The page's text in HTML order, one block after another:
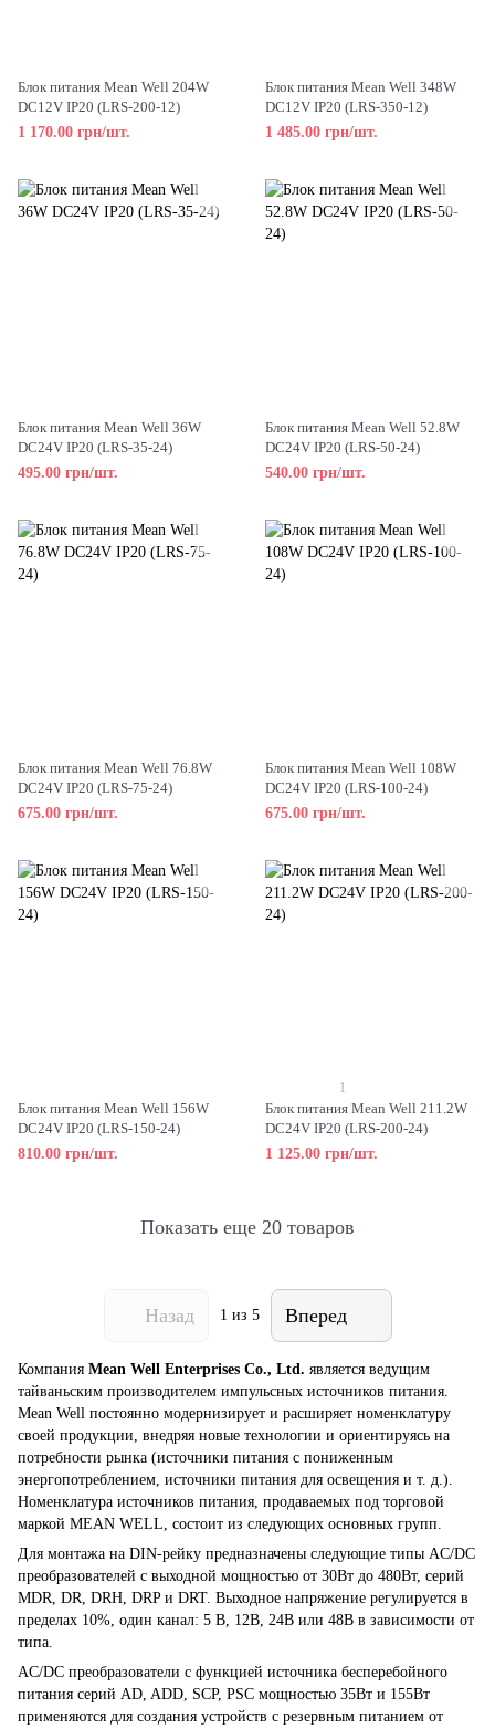
Блок питания Mean Well 204W
DC12V IP20 (LRS-200-12)
1 170.00 грн/шт.
Блок питания Mean Well 348W
DC12V IP20 (LRS-350-12)
1 485.00 грн/шт.
Блок питания Mean Well 36W
DC24V IP20 (LRS-35-24)
495.00 грн/шт.
Блок питания Mean Well 52.8W
DC24V IP20 (LRS-50-24)
540.00 грн/шт.
Блок питания Mean Well 76.8W
DC24V IP20 (LRS-75-24)
675.00 грн/шт.
Блок питания Mean Well 108W
DC24V IP20 (LRS-100-24)
675.00 грн/шт.
Блок питания Mean Well 156W
DC24V IP20 (LRS-150-24)
810.00 грн/шт.
1
Блок питания Mean Well 211.2W
DC24V IP20 (LRS-200-24)
1 125.00 грн/шт.
Показать еще 20 товаров
Назад 1 из 5 Вперед
Компания Mean Well Enterprises Co., Ltd. является ведущим
тайваньским производителем импульсных источников питания.
Mean Well постоянно модернизирует и расширяет номенклатуру
своей продукции, внедряя новые технологии и ориентируясь на
потребности рынка (источники питания с пониженным
энергопотреблением, источники питания для освещения и т. д.).
Номенклатура источников питания, продаваемых под торговой
маркой MEAN WELL, состоит из следующих основных групп.
Для монтажа на DIN-рейку предназначены следующие типы AC/DC
преобразователей с выходной мощностью от 30Вт до 480Вт, серий
MDR, DR, DRH, DRP и DRT. Выходное напряжение регулируется в
пределах 10%, один канал: 5 В, 12В, 24В или 48В в зависимости от
типа.
AC/DC преобразователи с функцией источника бесперебойного
питания серий AD, ADD, SCP, PSC мощностью 35Вт и 155Вт
применяются для создания устройств с резервным питанием от